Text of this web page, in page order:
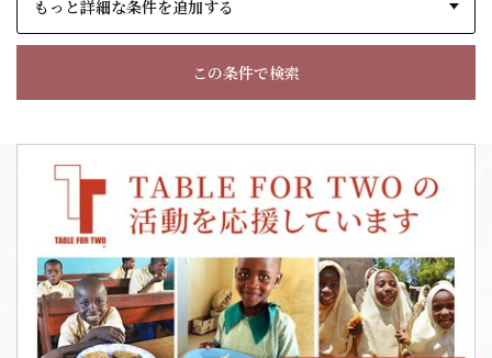
もっと詳細な条件を追加する
この条件で検索